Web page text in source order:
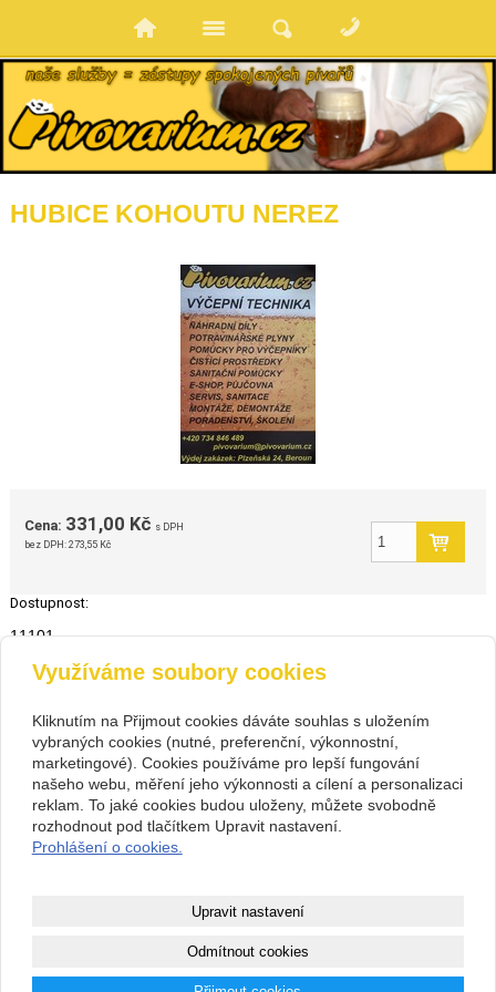
HUBICE KOHOUTU NEREZ
Cena: 331,00 Kč s DPH
bez DPH:273,55 Kč
Dostupnost:
11101
zpět
Kontakt
PIVOVARIUM.CZ s.r.o.
Na Cihlářce 2766/22 , Praha 5
14199572
CZ14199572
+420 734 846 489
+420 603 807 831
pivovarium@pivovarium.cz
Facebook
Využíváme soubory cookies
Kliknutím na Přijmout cookies dáváte souhlas s uložením
vybraných cookies (nutné, preferenční, výkonnostní,
marketingové). Cookies používáme pro lepší fungování
našeho webu, měření jeho výkonnosti a cílení a personalizaci
reklam. To jaké cookies budou uloženy, můžete svobodně
rozhodnout pod tlačítkem Upravit nastavení.
Prohlášení o cookies.
Upravit nastavení
Odmítnout cookies